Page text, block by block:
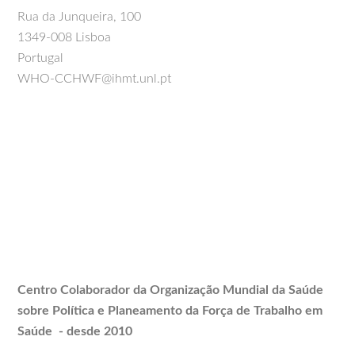
Rua da Junqueira, 100
1349-008 Lisboa
Portugal
WHO-CCHWF@ihmt.unl.pt
Centro Colaborador da Organização Mundial da Saúde
sobre Política e Planeamentoda Força de Trabalho em
Saúde - desde 2010